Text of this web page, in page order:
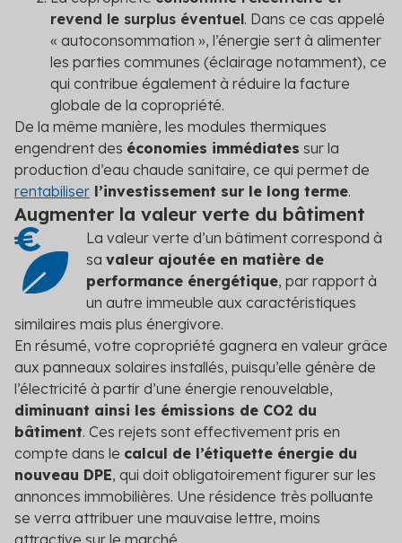
revend le surplus éventuel. Dans ce cas appelé
« autoconsommation », l’énergie sert à alimenter
les parties communes (éclairage notamment), ce
qui contribue également à réduire la facture
globale de la copropriété.
De la même manière, les modules thermiques
engendrent des économies immédiates sur la
production d’eau chaude sanitaire, ce qui permet de
rentabiliser l’investissement sur le long terme.
Augmenter la valeur verte du bâtiment
La valeur verte d’un bâtiment correspond à
sa valeur ajoutée en matière de
performance énergétique, par rapport à
un autre immeuble aux caractéristiques
similaires mais plus énergivore.
En résumé, votre copropriété gagnera en valeur grâce
aux panneaux solaires installés, puisqu’elle génère de
l’électricité à partir d’une énergie renouvelable,
diminuant ainsi les émissions de CO2 du
bâtiment. Ces rejets sont effectivement pris en
compte dans le calcul de l’étiquette énergie du
nouveau DPE, qui doit obligatoirement figurer sur les
annonces immobilières. Une résidence très polluante
se verra attribuer une mauvaise lettre, moins